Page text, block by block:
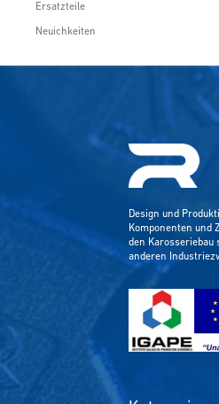
Ersatzteile
Neuichkeiten
Design und
Komponenten und
den Karosseriebau
anderen